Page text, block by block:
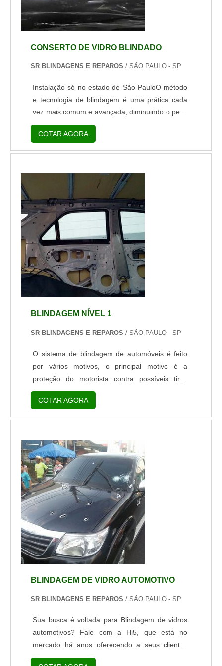
CONSERTO DE VIDRO BLINDADO
SR BLINDAGENS E REPAROS/ SÃO PAULO - SP
Instalação só no estado de São PauloO método
e tecnologia de blindagem é uma prática cada
vez mais comum e avançada, diminuindo o peso
e aumentando a segurança do veículo blindado.
Mesmo com todos esses avanços, é preciso ter
um cuidado com a manutenção do
blindado delaminadoO vidro é o material mais
complexo da blindagem, e ele deve possuir um
antiaderente em sua camada interna, pois
quando alv...
COTAR AGORA
BLINDAGEM NÍVEL 1
SR BLINDAGENS E REPAROS/ SÃO PAULO - SP
O sistema de blindagem de automóveis é feito
por vários motivos, o principal motivo é a
proteção do motorista contra possíveis tiros
vindos de armas de fogo. O modelo mais comum
de blindagem automotiva é feita por chapas de
aço e policarbonato, que estão presentes tanto
Existem várias níveis de blindagens, que são
capazes de suportar diferentes calibres de
armas. De acordo com o modelo, ...
COTAR AGORA
BLINDAGEM DE VIDRO AUTOMOTIVO
SR BLINDAGENS E REPAROS/ SÃO PAULO - SP
Sua busca é voltada para Blindagem de vidros
automotivos? Fale com a Hi5, que está no
mercado há anos oferecendo a seus clientes
soluções eficazes, modernas e principalmente